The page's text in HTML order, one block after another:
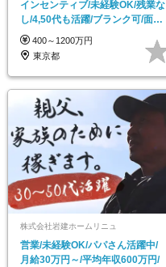
インセンティブ/未経験OK/残業な
し/4,50代も活躍/ブランク可/面接
1回
400～1200万円
東京都
株式会社岩建ホームリニュ
営業/未経験OK/パパさん活躍中/
月給30万円～/平均年収600万円/